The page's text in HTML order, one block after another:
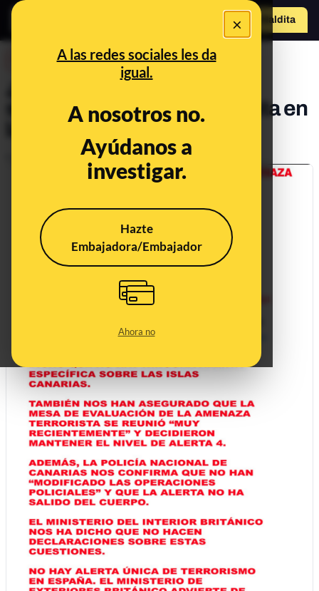
×
A las redes sociales les da
igual.
A nosotros no.
Ayúdanos a
investigar.
Hazte
Embajadora/Embajador
Ahora no
Hazte Maldit o
a
¿Qué sabemos sobre la
supuesta amenaza terrorista en
las Islas Canarias?
Jul 18, 2018, 7:06:00 PM